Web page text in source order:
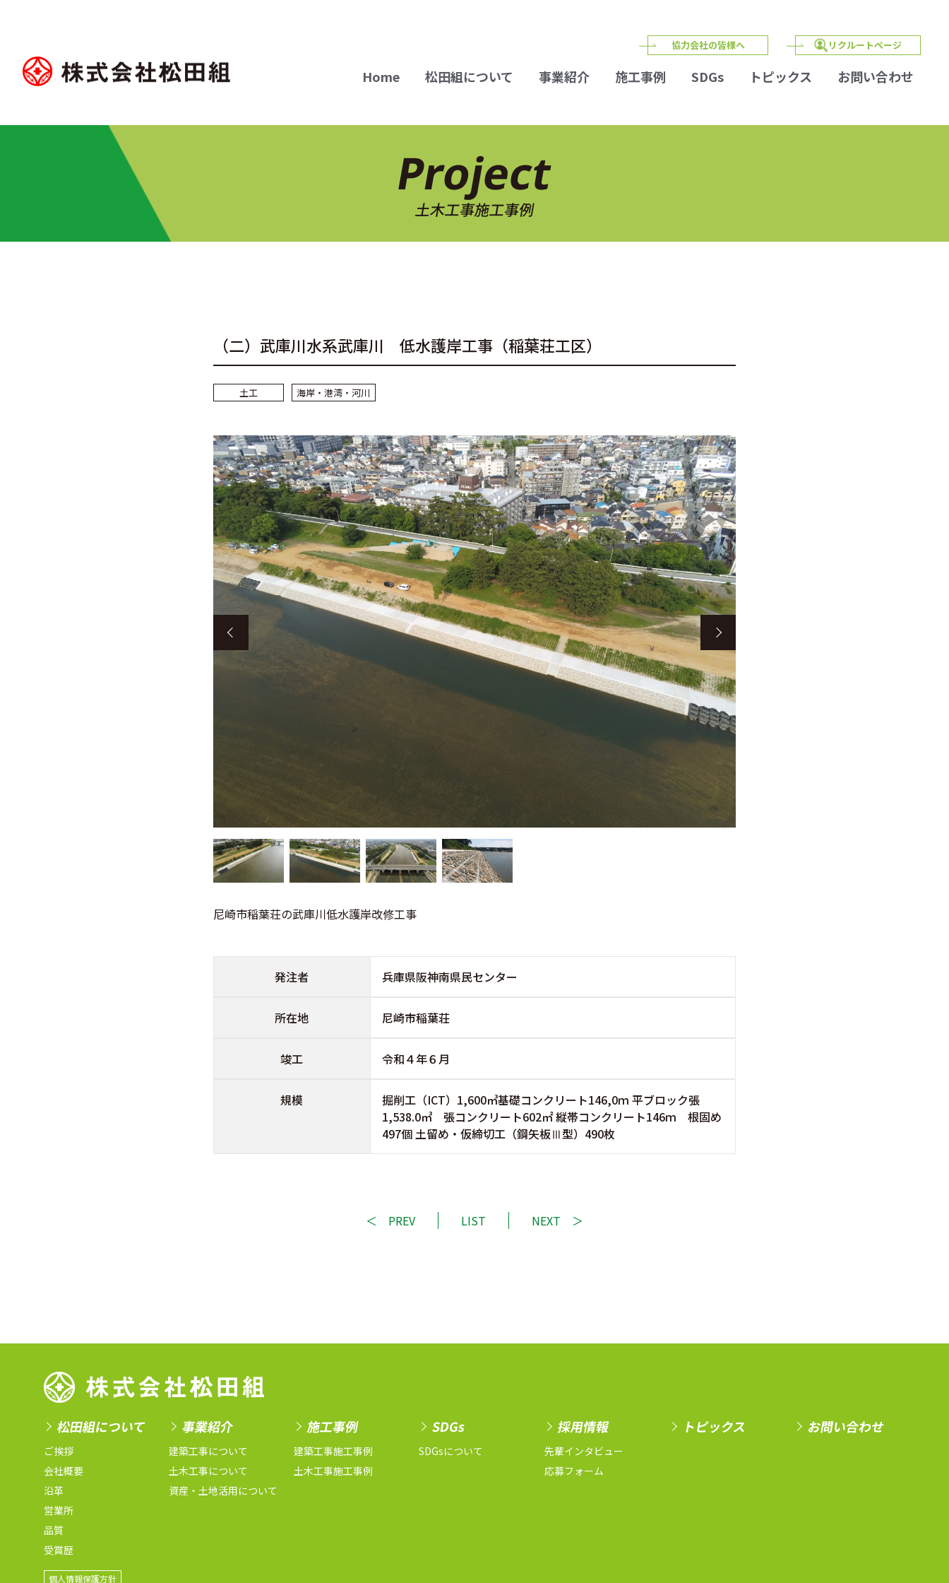
Home 松田組について 事業紹介 施工事例 SDGs トピックス お問い合わせ
リクルートページ
協力会社の皆様へ
Project
土木工事施工事例
（二）武庫川水系武庫川 低水護岸工事（稲葉荘工区）
土工 海岸・港湾・河川
尼崎市稲葉荘の武庫川低水護岸改修工事
発注者 兵庫県阪神南県民センター
所在地 尼崎市稲葉荘
竣工 令和４年６月
規模
掘削工（ICT）1,600㎥基礎コンクリート146,0ｍ 平ブロック張
1,538.0㎥ 張コンクリート602㎡ 縦帯コンクリート146ｍ 根固め
497個 土留め・仮締切工（鋼矢板Ⅲ型）490枚
PREV LIST NEXT
松田組について
ご挨拶
会社概要
沿革
営業所
品質
受賞歴
事業紹介
建築工事について
土木工事について
資産・土地活用について
施工事例
建築工事施工事例
土木工事施工事例
SDGs
SDGsについて
採用情報
先輩インタビュー
応募フォーム
トピックス お問い合わせ
個人情報保護方針